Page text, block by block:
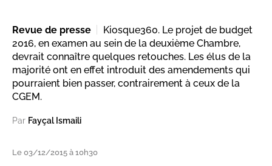
Revue de presse
Kiosque360. Le projet de budget
2016, en examen au sein de la deuxième Chambre,
devrait connaître quelques retouches. Les élus de la
majorité ont en effet introduit des amendements qui
pourraient bien passer, contrairement à ceux de la
CGEM.
Par Fayçal Ismaili
Le 03/12/2015 à 10h30